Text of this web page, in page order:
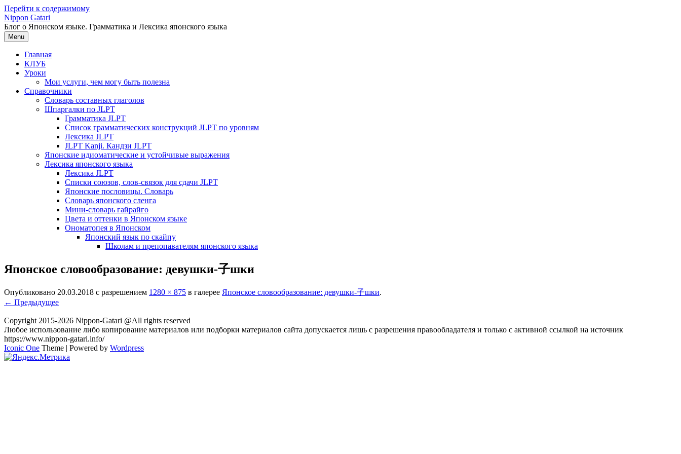
Перейти к содержимому
Nippon Gatari
Блог о Японском языке. Грамматика и Лексика японского языка
Menu
Главная
КЛУБ
Уроки
Мои услуги, чем могу быть полезна
Справочники
Словарь составных глаголов
Шпаргалки по JLPT
Грамматика JLPT
Список грамматических конструкций JLPT по уровням
Лексика JLPT
JLPT Kanji. Кандзи JLPT
Японские идиоматические и устойчивые выражения
Лексика японского языка
Лексика JLPT
Списки союзов, слов-связок для сдачи JLPT
Японские пословицы. Словарь
Словарь японского сленга
Мини-словарь гайрайго
Цвета и оттенки в Японском языке
Ономатопея в Японском
Японский язык по скайпу
Школам и препопавателям японского языка
Японское словообразование: девушки-子шки
Опубликовано 20.03.2018 с разрешением 1280 × 875 в галерее Японское словообразование: девушки-子шки.
← Предыдущее
Copyright 2015-2026 Nippon-Gatari @All rights reserved
Любое использование либо копирование материалов или подборки материалов сайта допускается лишь с разрешения правообладателя и только с активной ссылкой на источник
https://www.nippon-gatari.info/
Iconic One Theme | Powered by Wordpress